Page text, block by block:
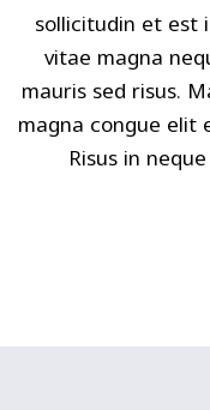
sollicitudin et est
vitae magna
mauris sed risus.
magna congue elit
Risus in